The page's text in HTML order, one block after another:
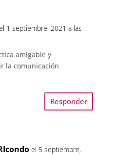
1 septiembre, 2021 a las
amigable y
la comunicación
Responder
el 5 septiembre,